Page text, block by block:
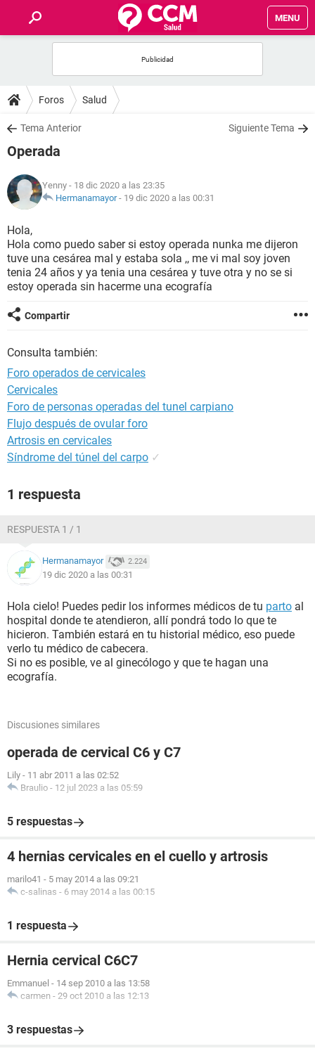
MENU
FOROS
SALUD
FAMILIA
NUTRICIÓN
BIENESTAR
SEXUALIDAD
GLOSARIO
Foros Salud
Tema Anterior Siguiente Tema
Operada
Yenny - 18 dic 2020 a las 23:35
Hermanamayor- 19 dic 2020 a las 00:31
Hola,
Hola como puedo saber si estoy operada nunka me dijeron
tuve una cesárea mal y estaba sola ,, me vi mal soy joven
tenia 24 años y ya tenia una cesárea y tuve otra y no se si
estoy operada sin hacerme una ecografía
Compartir
Consulta también:
Foro operados de cervicales
Cervicales
Foro de personas operadas del tunel carpiano
Flujo después de ovular foro
Artrosis en cervicales
Síndrome del túnel del carpo ✓
1 respuesta
RESPUESTA 1 / 1
Hermanamayor 2.224
19 dic 2020 a las 00:31
Hola cielo! Puedes pedir los informes médicos de tu parto al
hospital donde te atendieron, allí pondrá todo lo que te
hicieron. También estará en tu historial médico, eso puede
verlo tu médico de cabecera.
Si no es posible, ve al ginecólogo y que te hagan una
ecografía.
Discusiones similares
operada de cervical C6 y C7
Lily - 11 abr 2011 a las 02:52
Braulio - 12 jul 2023 a las 05:59
5 respuestas
4 hernias cervicales en el cuello y artrosis
marilo41 - 5 may 2014 a las 09:21
c-salinas - 6 may 2014 a las 00:15
1 respuesta
Hernia cervical C6C7
Emmanuel - 14 sep 2010 a las 13:58
carmen - 29 oct 2010 a las 12:13
3 respuestas